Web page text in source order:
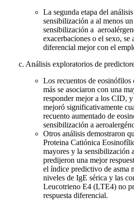
La segunda etapa del
sensibilización a al menos
sensibilización a
exacerbaciones o el sexo, se
diferencial mejor con el
c. Análisis exploratorios de
Los recuentos de eosinófilos
más se asociaron con una
responder mejor a los CID,
mejoró significativamente
recuento aumentado de
sensibilización a
Otros análisis demostraron
Proteina Catiónica
mayores y la sensibilización
predijeron una mejor
el índice predictivo de asma
niveles de IgE sérica y las
Leucotrieno E4 (LTE4) no
respuesta diferencial.